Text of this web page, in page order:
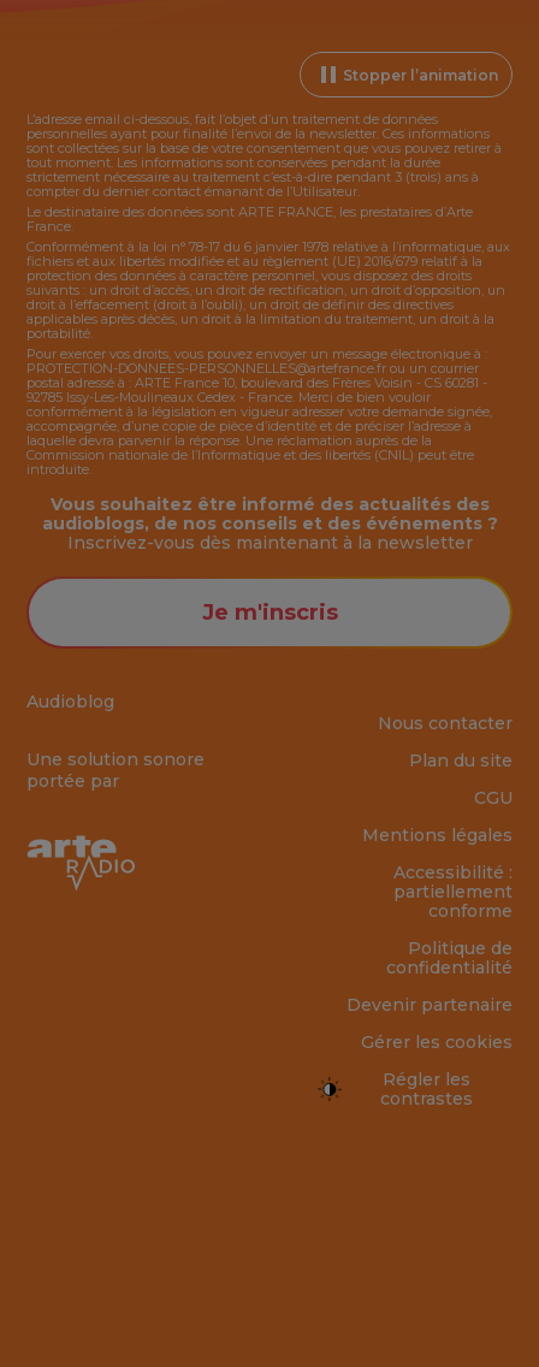
Stopper l’animation
L’adresse email ci-dessous, fait l’objet d’un traitement de données
personnelles ayant pour finalité l’envoi de la newsletter. Ces informations
sont collectées sur la base de votre consentement que vous pouvez retirer à
tout moment. Les informations sont conservées pendant la durée
strictement nécessaire au traitement c’est-à-dire pendant 3 (trois) ans à
compter du dernier contact émanant de l’Utilisateur.
Le destinataire des données sont ARTE FRANCE, les prestataires d’Arte
France.
Conformément à la loi n° 78-17 du 6 janvier 1978 relative à l’informatique, aux
fichiers et aux libertés modifiée et au règlement (UE) 2016/679 relatif à la
protection des données à caractère personnel, vous disposez des droits
suivants : un droit d’accès, un droit de rectification, un droit d’opposition, un
droit à l’effacement (droit à l’oubli), un droit de définir des directives
applicables après décès, un droit à la limitation du traitement, un droit à la
portabilité.
Pour exercer vos droits, vous pouvez envoyer un message électronique à :
PROTECTION-DONNEES-PERSONNELLES@artefrance.fr ou un courrier
postal adressé à : ARTE France 10, boulevard des Frères Voisin - CS 60281 -
92785 Issy-Les-Moulineaux Cedex - France. Merci de bien vouloir
conformément à la législation en vigueur adresser votre demande signée,
accompagnée, d’une copie de pièce d’identité et de préciser l’adresse à
laquelle devra parvenir la réponse. Une réclamation auprès de la
Commission nationale de l’Informatique et des libertés (CNIL) peut être
introduite.
Audioblog
Une solution sonore
portée par
Vous souhaitez être informé des actualités des
audioblogs, de nos conseils et des événements ?
Inscrivez-vous dès maintenant à la newsletter
Je m'inscris
Nous contacter
Plan du site
CGU
Mentions légales
Accessibilité :
partiellement
conforme
Politique de
confidentialité
Devenir partenaire
Gérer les cookies
Régler les
contrastes